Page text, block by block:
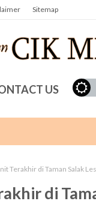
Sitemap
US
Terakhir di Taman Salak
di